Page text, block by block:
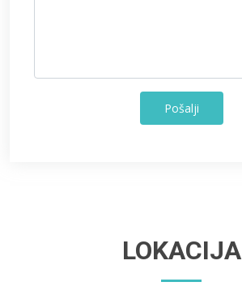
LOKACIJA